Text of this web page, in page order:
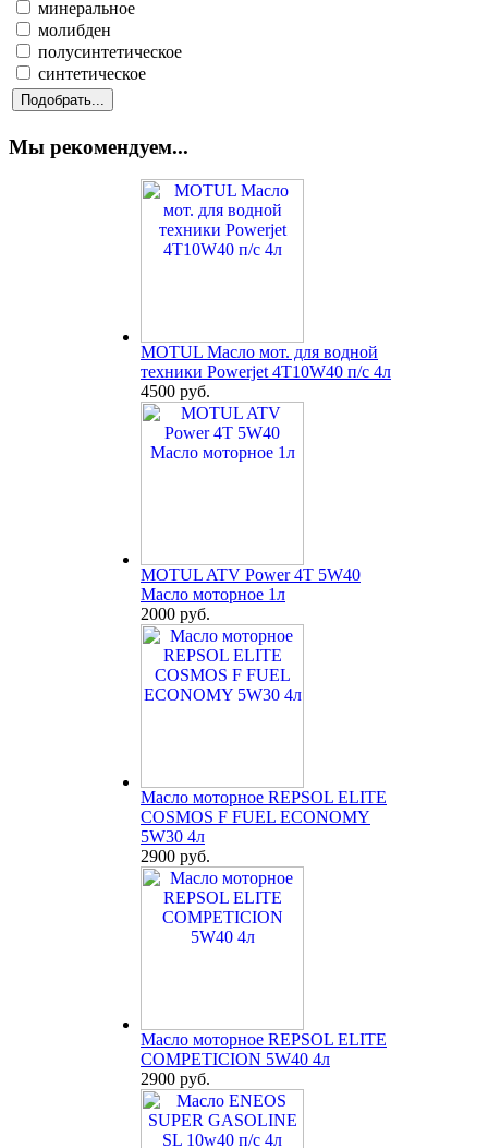
минеральное
молибден
полусинтетическое
синтетическое
Мы рекомендуем...
MOTUL Масло мот. для водной
техники Powerjet 4T10W40 п/с 4л
4500 руб.
MOTUL ATV Power 4T 5W40
Масло моторное 1л
2000 руб.
Масло моторное REPSOL ELITE
COSMOS F FUEL ECONOMY
5W30 4л
2900 руб.
Масло моторное REPSOL ELITE
COMPETICION 5W40 4л
2900 руб.